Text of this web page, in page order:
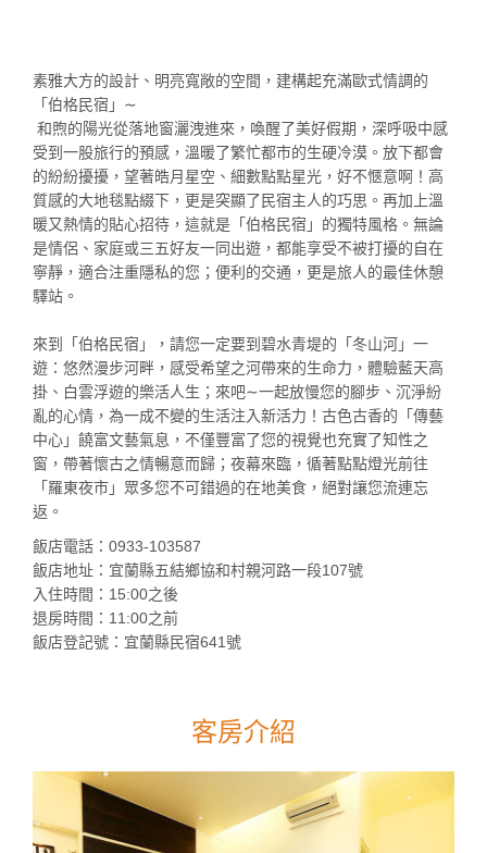
素雅大方的設計、明亮寬敞的空間，建構起充滿歐式情調的
「伯格民宿」∼
和煦的陽光從落地窗灑洩進來，喚醒了美好假期，深呼吸中感
受到一股旅行的預感，溫暖了繁忙都市的生硬冷漠。放下都會
的紛紛擾擾，望著皓月星空、細數點點星光，好不愜意啊！高
質感的大地毯點綴下，更是突顯了民宿主人的巧思。再加上溫
暖又熱情的貼心招待，這就是「伯格民宿」的獨特風格。無論
是情侶、家庭或三五好友一同出遊，都能享受不被打擾的自在
寧靜，適合注重隱私的您；便利的交通，更是旅人的最佳休憩
驛站。
來到「伯格民宿」，請您一定要到碧水青堤的「冬山河」一
遊：悠然漫步河畔，感受希望之河帶來的生命力，體驗藍天高
掛、白雲浮遊的樂活人生；來吧∼一起放慢您的腳步、沉淨紛
亂的心情，為一成不變的生活注入新活力！古色古香的「傳藝
中心」饒富文藝氣息，不僅豐富了您的視覺也充實了知性之
窗，帶著懷古之情暢意而歸；夜幕來臨，循著點點燈光前往
「羅東夜市」眾多您不可錯過的在地美食，絕對讓您流連忘
返。
飯店電話：0933-103587
飯店地址：宜蘭縣五結鄉協和村親河路一段107號
入住時間：15:00之後
退房時間：11:00之前
飯店登記號：宜蘭縣民宿641號
客房介紹